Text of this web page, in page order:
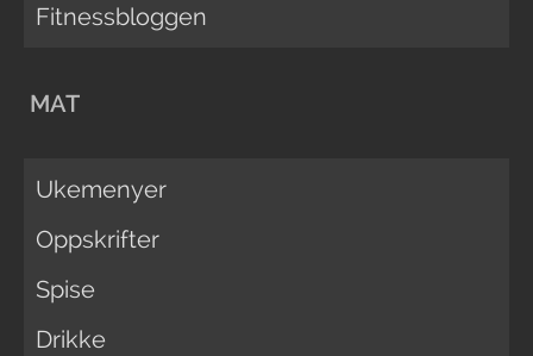
Fitnessbloggen
MAT
Ukemenyer
Oppskrifter
Spise
Drikke